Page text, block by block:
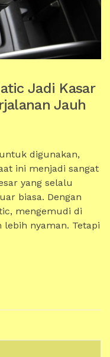
Jadi Kasar
Jauh
digunakan,
ini menjadi sangat
yang selalu
biasa. Dengan
mengemudi di
nyaman. Tetapi